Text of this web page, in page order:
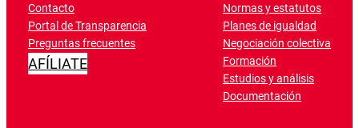
Contacto
Portal de Transparencia
Preguntas frecuentes
AFÍLIATE
Normas y estatutos
Planes de igualdad
Negociación colectiva
Formación
Estudios y análisis
Documentación